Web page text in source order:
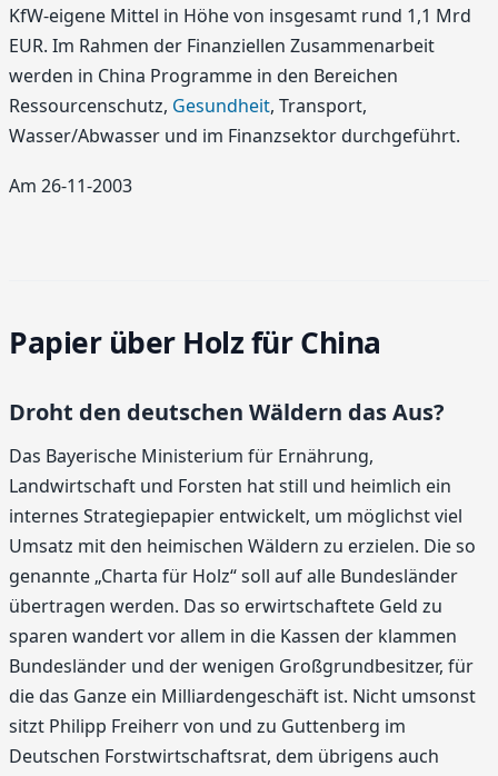
KfW-eigene Mittel in Höhe von insgesamt rund 1,1 Mrd
EUR. Im Rahmen der Finanziellen Zusammenarbeit
werden in China Programme in den Bereichen
Ressourcenschutz, Gesundheit, Transport,
Wasser/Abwasser und im Finanzsektor durchgeführt.
Am 26-11-2003
Papier über Holz für China
Droht den deutschen Wäldern das Aus?
Das Bayerische Ministerium für Ernährung,
Landwirtschaft und Forsten hat still und heimlich ein
internes Strategiepapier entwickelt, um möglichst viel
Umsatz mit den heimischen Wäldern zu erzielen. Die so
genannte „Charta für Holz“ soll auf alle Bundesländer
übertragen werden. Das so erwirtschaftete Geld zu
sparen wandert vor allem in die Kassen der klammen
Bundesländer und der wenigen Großgrundbesitzer, für
die das Ganze ein Milliardengeschäft ist. Nicht umsonst
sitzt Philipp Freiherr von und zu Guttenberg im
Deutschen Forstwirtschaftsrat, dem übrigens auch